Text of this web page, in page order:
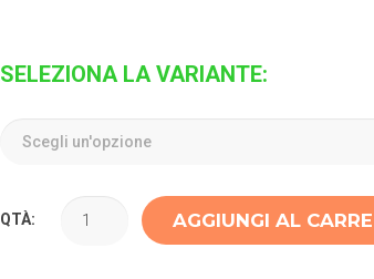
SELEZIONA LA VARIANTE:
QTÀ: AGGIUNGI AL